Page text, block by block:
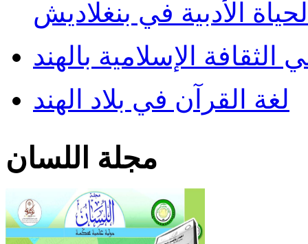
الأدبية في بنغلاديش
الثقافة الإسلامية بالهند
لغة القرآن في بلاد الهند
مجلة اللسان